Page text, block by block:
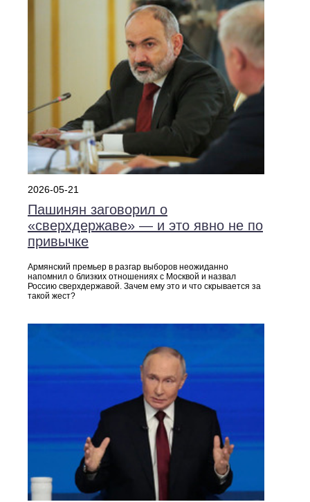
2026-05-21
Пашинян заговорил о
«сверхдержаве» — и это явно не по
привычке
Армянский премьер в разгар выборов неожиданно
напомнил о близких отношениях с Москвой и назвал
Россию сверхдержавой. Зачем ему это и что скрывается за
такой жест?